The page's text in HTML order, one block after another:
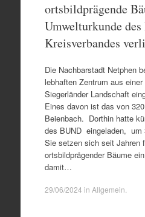
ortsbildprägende
Umwelturkunde
Kreisverbandes
Die Nachbarstadt Netphen
lebhaften Zentrum aus
Siegerländer Landschaft
Eines davon ist das von
Beienbach. Dorthin hatte
des BUND eingeladen,
Sie setzen sich seit Jahren
ortsbildprägender Bäume
damit…
29/06/2024 in Allgemein